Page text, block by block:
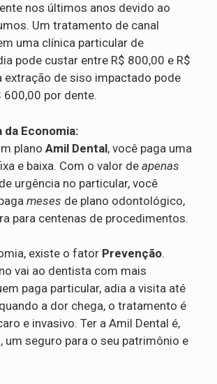
nos últimos anos devido ao
Um tratamento de canal
uma clínica particular de
pode custar entre R$ 800,00 e R$
extração de siso impactado pode
600,00 por dente.
Economia:
plano Amil Dental, você paga uma
e baixa. Com o valor de apenas
urgência no particular, você
meses de plano odontológico,
para centenas de procedimentos.
existe o fator Prevenção.
vai ao dentista com mais
paga particular, adia a visita até
a dor chega, o tratamento é
e invasivo. Ter a Amil Dental é,
um seguro para o seu patrimônio e